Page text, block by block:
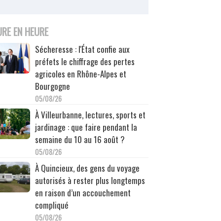
EN HEURE
Sécheresse : l'État confie aux
préfets le chiffrage des pertes
agricoles en Rhône-Alpes et
Bourgogne
05/08/26
À Villeurbanne, lectures, sports et
jardinage : que faire pendant la
semaine du 10 au 16 août ?
05/08/26
À Quincieux, des gens du voyage
autorisés à rester plus longtemps
en raison d’un accouchement
compliqué
05/08/26